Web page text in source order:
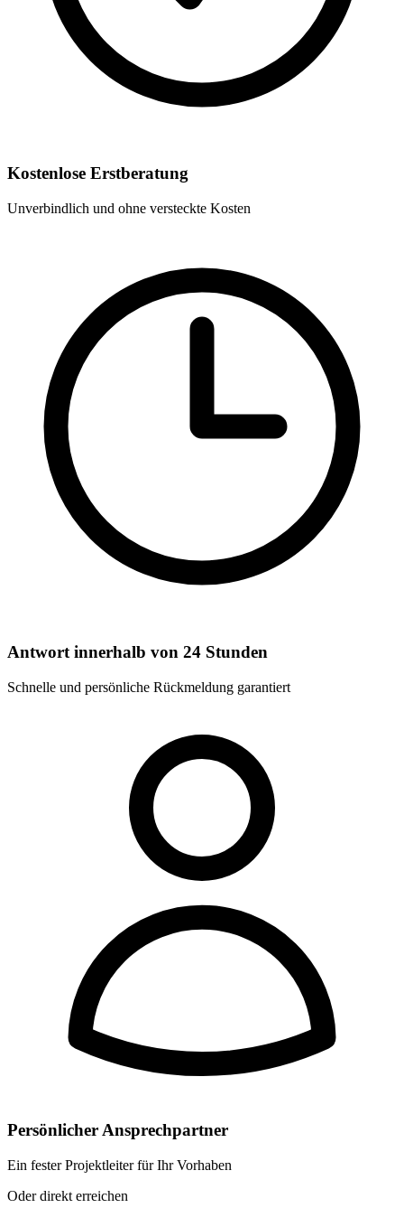
Kostenlose Erstberatung
Unverbindlich und ohne versteckte Kosten
Antwort innerhalb von 24 Stunden
Schnelle und persönliche Rückmeldung garantiert
Persönlicher Ansprechpartner
Ein fester Projektleiter für Ihr Vorhaben
Oder direkt erreichen